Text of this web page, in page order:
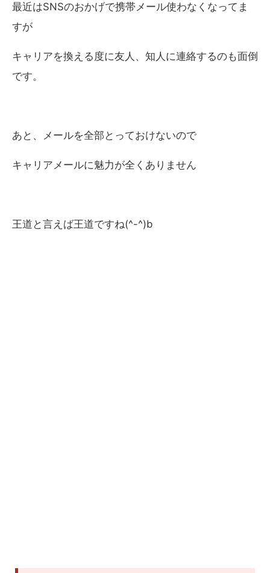
最近はSNSのおかげで携帯メール使わなくなってま
すが
キャリアを換える度に友人、知人に連絡するのも面倒
です。
あと、メールを全部とっておけないので
キャリアメールに魅力が全くありません
王道と言えば王道ですね(^-^)b